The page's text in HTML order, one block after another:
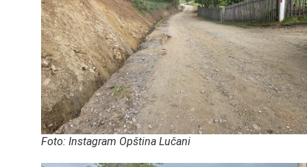
Foto: Instagram Opština Lučani